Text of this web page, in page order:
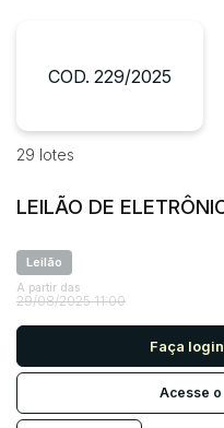
Imóveis
Veículos
Carros
Utilitário
Bairro
Judiciais
R$
COD. 229/2025
29 lotes
LEILÃO DE
Leilão
A partir das
29/08/2025 11:00
Faça login
Acesse